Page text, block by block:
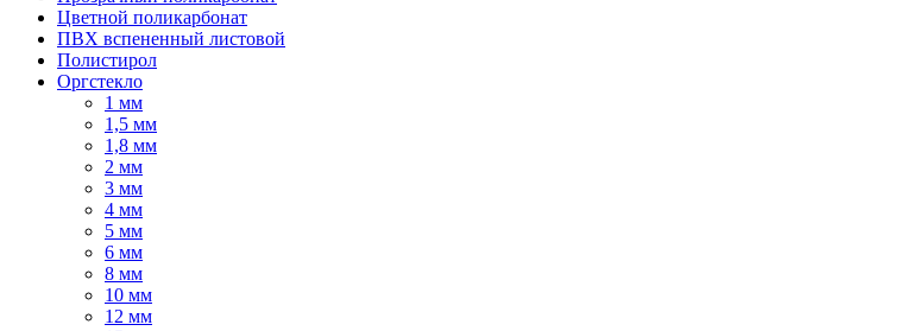
Цветной поликарбонат
ПВХ вспененный листовой
Полистирол
Оргстекло
1 мм
1,5 мм
1,8 мм
2 мм
3 мм
4 мм
5 мм
6 мм
8 мм
10 мм
12 мм